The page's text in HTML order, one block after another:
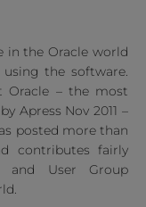
in the Oracle world
the software.
Oracle – the most
Apress Nov 2011 –
posted more than
contributes fairly
and User Group